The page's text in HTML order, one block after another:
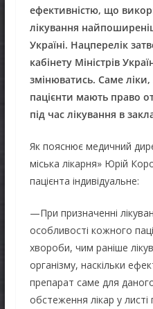
ефективністю, що
лікування
Україні. Нацперелік
кабінету Міністрів
змінюватись. Саме ліки,
пацієнти мають право
під час лікування в
Як пояснює медичний
міська лікарня» Юрій
пацієнта індивідуальне:
—При призначенні
особливості кожного
хвороби, чим раніше
організму, наскільки
препарат саме для
обстеження лікар у